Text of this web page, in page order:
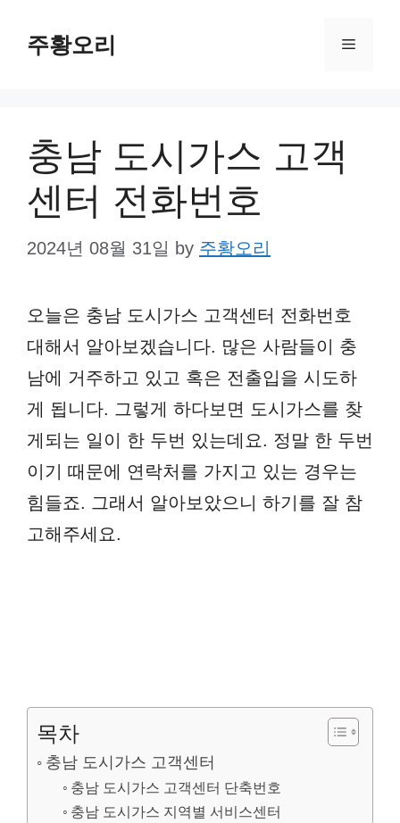
주황오리 Menu
충남 도시가스 고객
센터 전화번호
2024년 08월 31일 by 주황오리
오늘은 충남 도시가스 고객센터 전화번호
대해서 알아보겠습니다. 많은 사람들이 충
남에 거주하고 있고 혹은 전출입을 시도하
게 됩니다. 그렇게 하다보면 도시가스를 찾
게되는 일이 한 두번 있는데요. 정말 한 두번
이기 때문에 연락처를 가지고 있는 경우는
힘들죠. 그래서 알아보았으니 하기를 잘 참
고해주세요.
목차
충남 도시가스 고객센터
충남 도시가스 고객센터 단축번호
충남 도시가스 지역별 서비스센터